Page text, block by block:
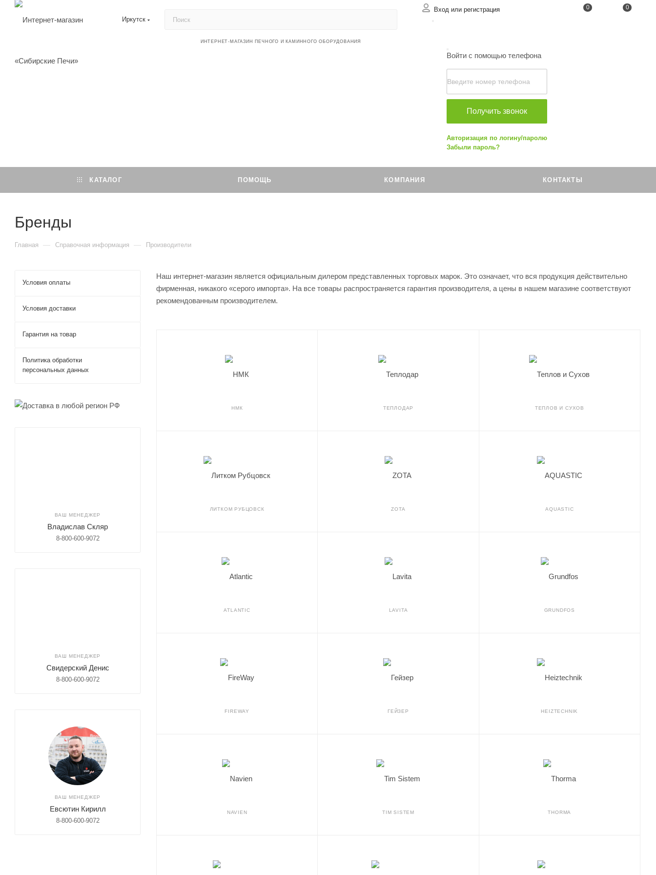
Иркутск
ИНТЕРНЕТ-МАГАЗИН ПЕЧНОГО И КАМИННОГО ОБОРУДОВАНИЯ
0 0
Вход или регистрация
Войти с помощью телефона
Получить звонок
Авторизация по логину/паролю
Забыли пароль?
КАТАЛОГ ПОМОЩЬ КОМПАНИЯ КОНТАКТЫ
Бренды
Главная — Справочная информация — Производители
Наш интернет-магазин является официальным дилером представленных торговых марок. Это означает, что вся продукция действительно
фирменная, никакого «серого импорта». На все товары распространяется гарантия производителя, а цены в нашем магазине соответствуют
рекомендованным производителем.
НМК ТЕПЛОДАР ТЕПЛОВ И СУХОВ
ЛИТКОМ РУБЦОВСК ZOTA AQUASTIC
ATLANTIC LAVITA GRUNDFOS
FIREWAY ГЕЙЗЕР HEIZTECHNIK
NAVIEN TIM SISTEM THORMA
Условия оплаты
Условия доставки
Гарантия на товар
Политика обработки
персональных данных
ВАШ МЕНЕДЖЕР
Владислав Скляр
8-800-600-9072
ВАШ МЕНЕДЖЕР
Свидерский Денис
8-800-600-9072
ВАШ МЕНЕДЖЕР
Евсютин Кирилл
8-800-600-9072